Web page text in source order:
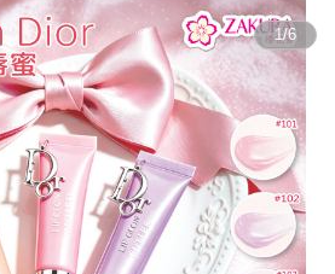
1/6